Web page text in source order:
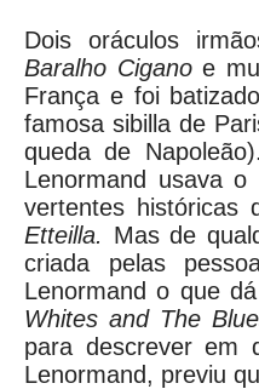
Dois oráculos
Baralho Ciganoe
França e foi
famosa sibilla de
queda de
Lenormand usava
vertentes
Etteilla. Mas de
criada pelas
Lenormand o que
Whites and The
para descrever em
Lenormand, previu